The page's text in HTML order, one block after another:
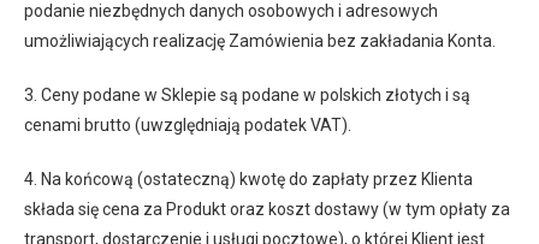
podanie niezbędnych danych osobowych i adresowych
umożliwiających realizację Zamówienia bez zakładania Konta.
3. Ceny podane w Sklepie są podane w polskich złotych i są
cenami brutto (uwzględniają podatek VAT).
4. Na końcową (ostateczną) kwotę do zapłaty przez Klienta
składa się cena za Produkt oraz koszt dostawy (w tym opłaty za
transport, dostarczenie i usługi pocztowe), o której Klient jest